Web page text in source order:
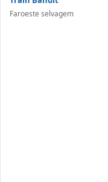
Faroeste selvagem